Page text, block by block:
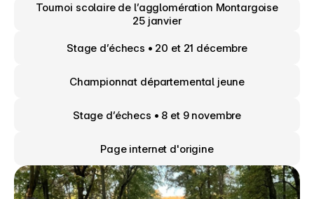
Tournoi scolaire de l’agglomération Montargoise
25 janvier
Stage d’échecs • 20 et 21 décembre
Championnat départemental jeune
Stage d’échecs • 8 et 9 novembre
Page internet d'origine